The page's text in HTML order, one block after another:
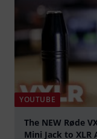
YOUTUBE
The NEW Røde
Mini Jack to XLR